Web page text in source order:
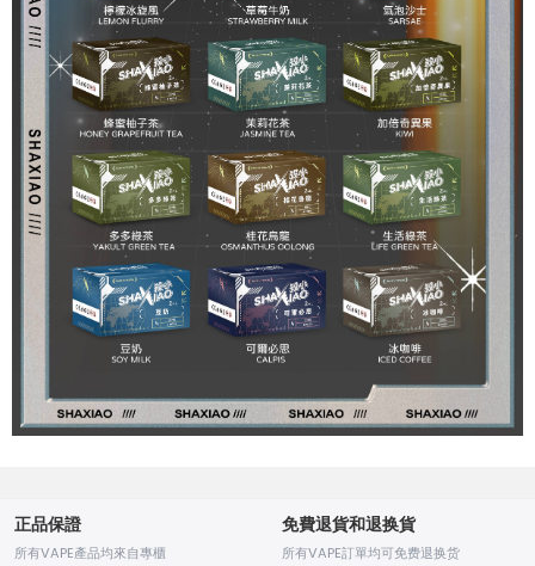
正品保證
所有VAPE產品均來自專櫃
免費退貨和退换貨
所有VAPE訂單均可免费退换货